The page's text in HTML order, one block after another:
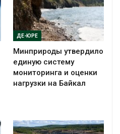
ДЕ-ЮРЕ
Минприроды утвердило
единую систему
мониторинга и оценки
нагрузки на Байкал